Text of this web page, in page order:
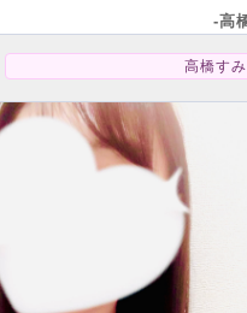
-高
高橋す